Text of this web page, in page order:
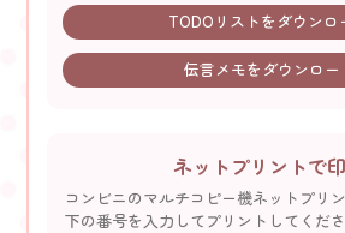
TODOリストをダウンロ
伝言メモをダウンロー
ネットプリントで
コンビニのマルチコピー機ネットプリ
下の番号を入力してプリントしてくださ